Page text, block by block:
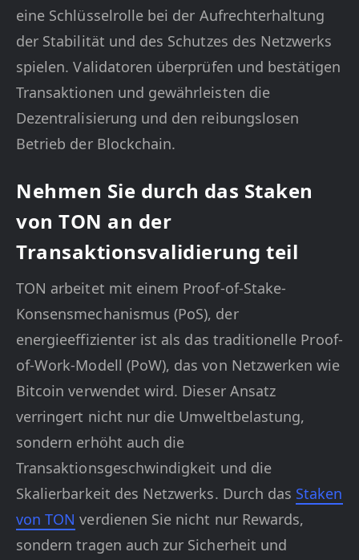
eine Schlüsselrolle bei der Aufrechterhaltung
der Stabilität und des Schutzes des Netzwerks
spielen. Validatoren überprüfen und bestätigen
Transaktionen und gewährleisten die
Dezentralisierung und den reibungslosen
Betrieb der Blockchain.
Nehmen Sie durch das Staken
von TON an der
Transaktionsvalidierung teil
TON arbeitet mit einem Proof-of-Stake-
Konsensmechanismus (PoS), der
energieeffizienter ist als das traditionelle Proof-
of-Work-Modell (PoW), das von Netzwerken wie
Bitcoin verwendet wird. Dieser Ansatz
verringert nicht nur die Umweltbelastung,
sondern erhöht auch die
Transaktionsgeschwindigkeit und die
Skalierbarkeit des Netzwerks. Durch das Staken
von TON verdienen Sie nicht nur Rewards,
sondern tragen auch zur Sicherheit und